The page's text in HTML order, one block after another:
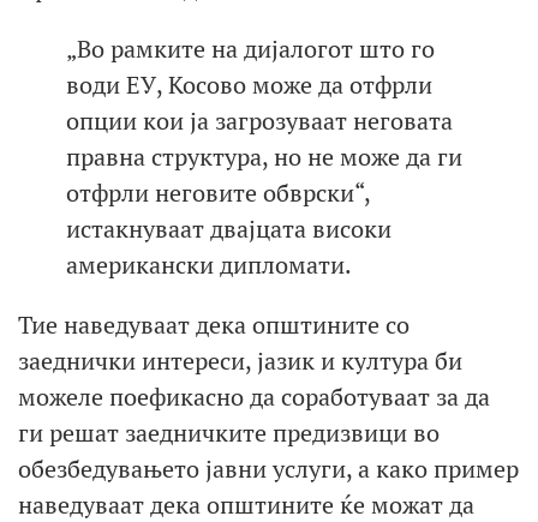
„Во рамките на дијалогот што го
води ЕУ, Косово може да отфрли
опции кои ја загрозуваат неговата
правна структура, но не може да ги
отфрли неговите обврски“,
истакнуваат двајцата високи
американски дипломати.
Тие наведуваат дека општините со
заеднички интереси, јазик и култура би
можеле поефикасно да соработуваат за да
ги решат заедничките предизвици во
обезбедувањето јавни услуги, а како пример
наведуваат дека општините ќе можат да